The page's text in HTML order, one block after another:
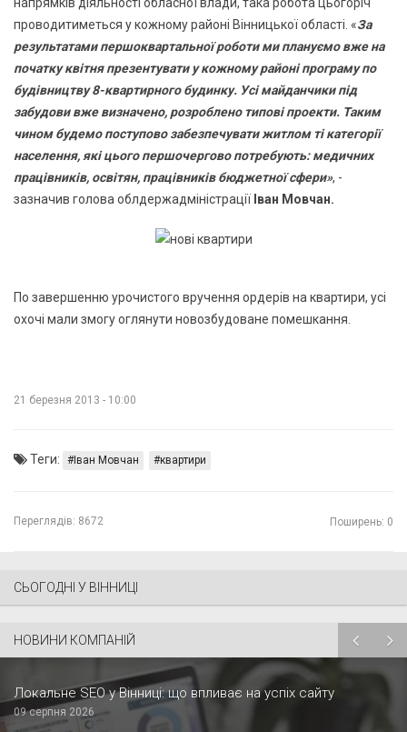
проводитиметься у кожному районі Вінницької області. «За
результатами першоквартальної роботи ми плануємо вже на
початку квітня презентувати у кожному районі програму по
будівництву 8-квартирного будинку. Усі майданчики під
забудови вже визначено, розроблено типові проекти. Таким
чином будемо поступово забезпечувати житлом ті категорії
населення, які цього першочергово потребують: медичних
працівників, освітян, працівників бюджетної сфери», -
зазначив голова облдержадміністрації Іван Мовчан.
По завершенню урочистого вручення ордерів на квартири, усі
охочі мали змогу оглянути новозбудоване помешкання.
21 березня 2013 - 10:00
Теги: Іван Мовчан квартири
Переглядів: 8672 Поширень: 0
СЬОГОДНІ У ВІННИЦІ
НОВИНИ КОМПАНІЙ
Локальне SEO у Вінниці: що впливає на успіх сайту
09 серпня 2026